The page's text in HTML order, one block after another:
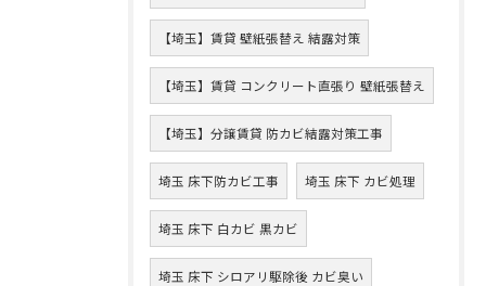
【埼玉】賃貸 壁紙張替え 結露対策
【埼玉】賃貸 コンクリート直張り 壁紙張替え
【埼玉】分譲賃貸 防カビ結露対策工事
埼玉 床下防カビ工事 埼玉 床下 カビ処理
埼玉 床下 白カビ 黒カビ
埼玉 床下 シロアリ駆除後 カビ臭い